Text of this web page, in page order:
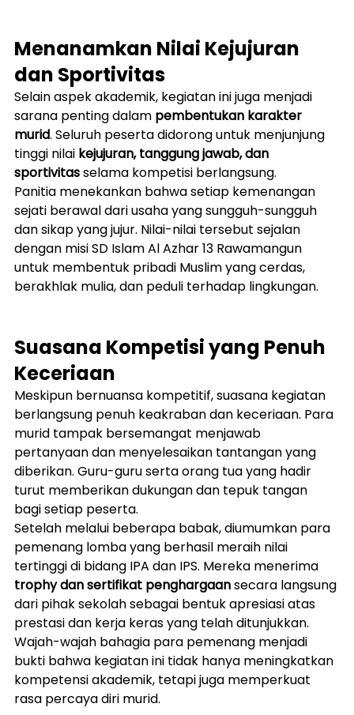
Menanamkan Nilai Kejujuran
dan Sportivitas
Selain aspek akademik, kegiatan ini juga menjadi
sarana penting dalam pembentukan karakter
murid. Seluruh peserta didorong untuk menjunjung
tinggi nilai kejujuran, tanggung jawab, dan
sportivitas selama kompetisi berlangsung.
Panitia menekankan bahwa setiap kemenangan
sejati berawal dari usaha yang sungguh-sungguh
dan sikap yang jujur. Nilai-nilai tersebut sejalan
dengan misi SD Islam Al Azhar 13 Rawamangun
untuk membentuk pribadi Muslim yang cerdas,
berakhlak mulia, dan peduli terhadap lingkungan.
Suasana Kompetisi yang Penuh
Keceriaan
Meskipun bernuansa kompetitif, suasana kegiatan
berlangsung penuh keakraban dan keceriaan. Para
murid tampak bersemangat menjawab
pertanyaan dan menyelesaikan tantangan yang
diberikan. Guru-guru serta orang tua yang hadir
turut memberikan dukungan dan tepuk tangan
bagi setiap peserta.
Setelah melalui beberapa babak, diumumkan para
pemenang lomba yang berhasil meraih nilai
tertinggi di bidang IPA dan IPS. Mereka menerima
trophy dan sertifikat penghargaan secara langsung
dari pihak sekolah sebagai bentuk apresiasi atas
prestasi dan kerja keras yang telah ditunjukkan.
Wajah-wajah bahagia para pemenang menjadi
bukti bahwa kegiatan ini tidak hanya meningkatkan
kompetensi akademik, tetapi juga memperkuat
rasa percaya diri murid.